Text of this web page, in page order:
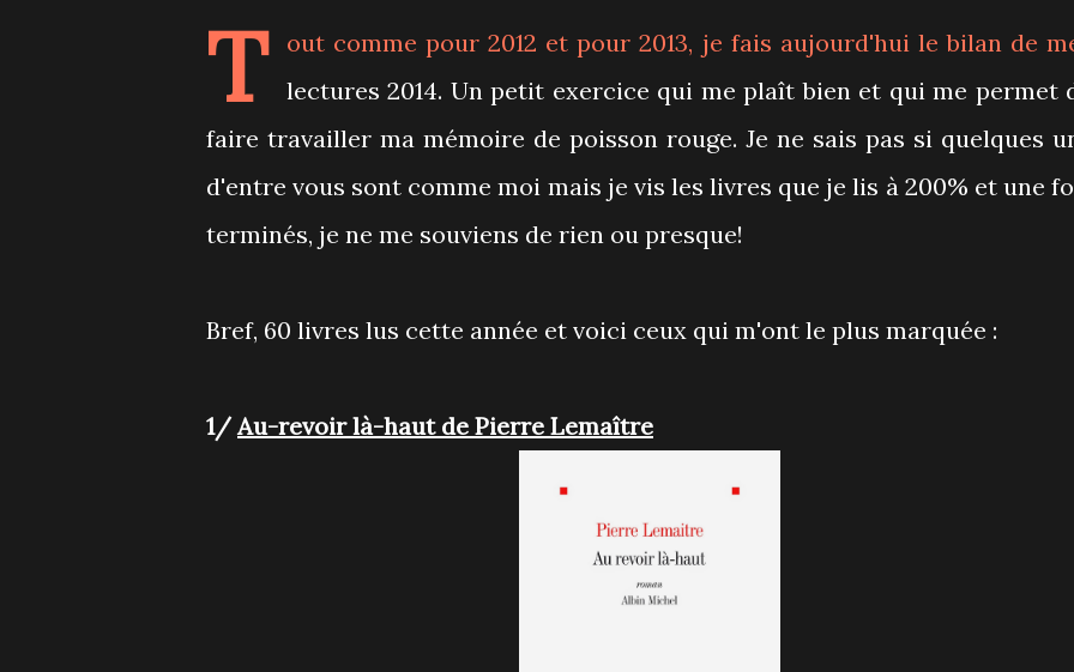
T out comme pour2012 et pour2013, je fais aujourd'hui le bilan de
lectures 2014. Un petit exercice qui me plaît bien et qui me permet
faire travailler ma mémoire de poisson rouge. Je ne sais pas si quelques
d'entre vous sont comme moi mais je vis les livres que je lis à 200% et une
terminés, je ne me souviens de rien ou presque!
Bref, 60 livres lus cette année et voici ceux qui m'ont le plus marquée :
1/Au-revoir là-haut de Pierre Lemaître